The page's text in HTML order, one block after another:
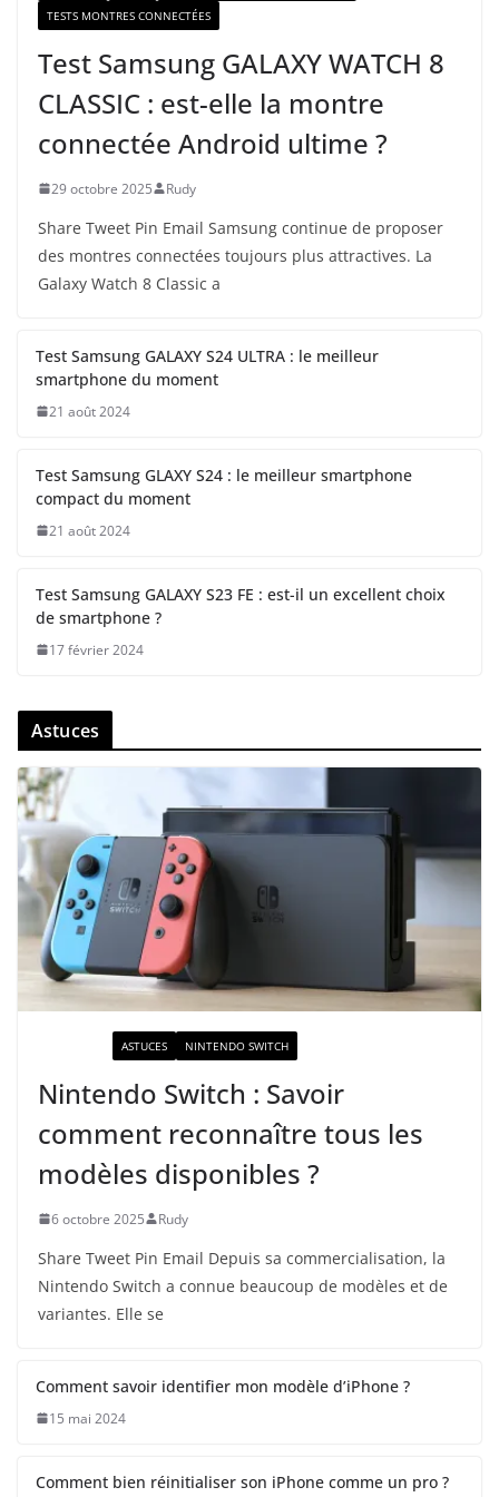
TESTS MONTRES CONNECTÉES
Test Samsung GALAXY WATCH 8
CLASSIC : est-elle la montre
connectée Android ultime ?
29 octobre 2025 Rudy
Share Tweet Pin Email Samsung continue de proposer
des montres connectées toujours plus attractives. La
Galaxy Watch 8 Classic a
Test Samsung GALAXY S24 ULTRA : le meilleur
smartphone du moment
21 août 2024
Test Samsung GLAXY S24 : le meilleur smartphone
compact du moment
21 août 2024
Test Samsung GALAXY S23 FE : est-il un excellent choix
de smartphone ?
17 février 2024
Astuces
ASTUCES NINTENDO SWITCH
Nintendo Switch : Savoir
comment reconnaître tous les
modèles disponibles ?
6 octobre 2025 Rudy
Share Tweet Pin Email Depuis sa commercialisation, la
Nintendo Switch a connue beaucoup de modèles et de
variantes. Elle se
Comment savoir identifier mon modèle d’iPhone ?
15 mai 2024
Comment bien réinitialiser son iPhone comme un pro ?